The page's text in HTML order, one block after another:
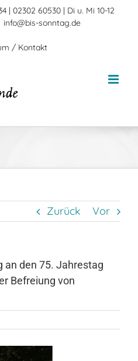
| 02302 60530 | Di u. Mi 10-12
info@bis-sonntag.de
/ Kontakt
Zurück Vor
an den 75. Jahrestag
Befreiung von